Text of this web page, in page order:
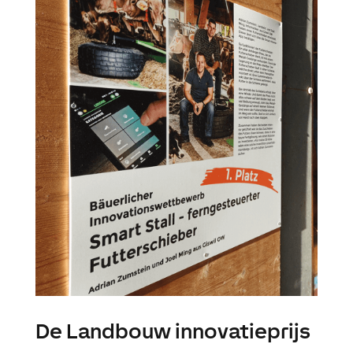
De Landbouw innovatieprijs